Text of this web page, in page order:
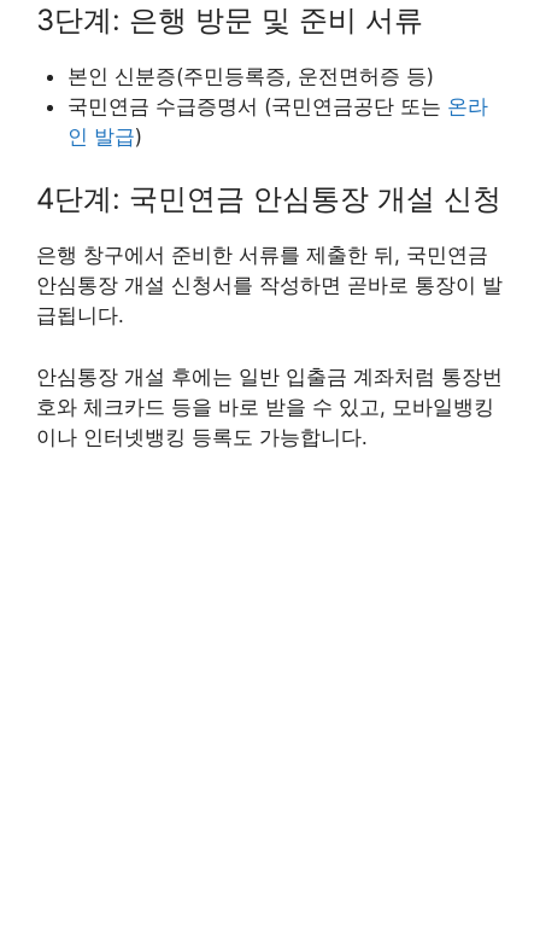
3단계: 은행 방문 및 준비 서류
본인 신분증(주민등록증, 운전면허증 등)
국민연금 수급증명서 (국민연금공단 또는 온라
인 발급)
4단계: 국민연금 안심통장 개설 신청
은행 창구에서 준비한 서류를 제출한 뒤, 국민연금
안심통장 개설 신청서를 작성하면 곧바로 통장이 발
급됩니다.
안심통장 개설 후에는 일반 입출금 계좌처럼 통장번
호와 체크카드 등을 바로 받을 수 있고, 모바일뱅킹
이나 인터넷뱅킹 등록도 가능합니다.